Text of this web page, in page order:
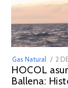
Gas Natural
ON
2
HOCOL
Ballena: